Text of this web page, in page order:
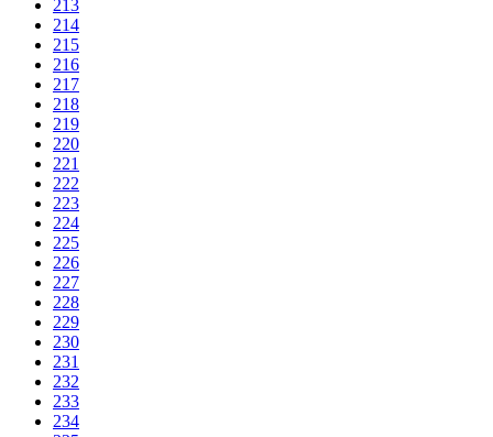
213
214
215
216
217
218
219
220
221
222
223
224
225
226
227
228
229
230
231
232
233
234